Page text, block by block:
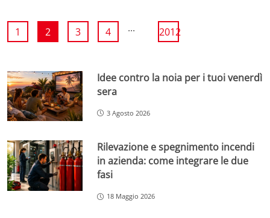
1 2 3 4 ... 2012
Idee contro la noia per i tuoi venerdì
sera
3 Agosto 2026
Rilevazione e spegnimento incendi
in azienda: come integrare le due
fasi
18 Maggio 2026